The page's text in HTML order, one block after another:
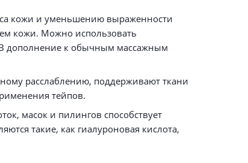
кожи и уменьшению выраженности
кожи. Можно использовать
дополнение к обычным массажным
расслаблению, поддерживают ткани
тейпов.
масок и пилингов способствует
такие, как гиалуроновая кислота,